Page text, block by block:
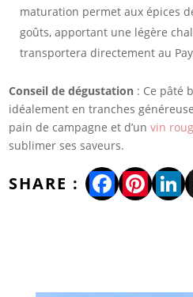
maturation permet aux épices
goûts, apportant une légère
transportera directement au
Conseil de dégustation : Ce pâté
idéalement en tranches
pain de campagne et d’unvin
sublimer ses saveurs.